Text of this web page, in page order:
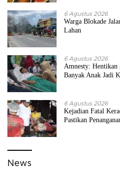
6 Agustus 2026
Warga Blokade
Lahan
6 Agustus 2026
Amnesty: Hentikan
Banyak Anak Jadi
6 Agustus 2026
Kejadian Fatal
Pastikan
News